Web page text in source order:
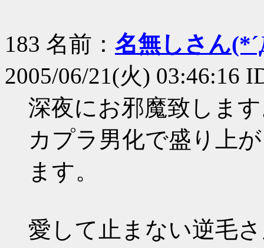
183 名前： 名無しさん
2005/06/21(火) 03:46:16
深夜にお邪魔致しま
カプラ男化で盛り上
ます。
愛して止まない逆毛